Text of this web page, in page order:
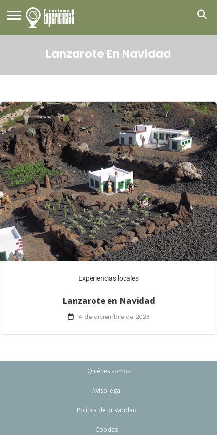
Lanzarote En Navidad
Experiencias locales
Lanzarote en Navidad
14 de diciembre de 2023
Quiénes somos
Aviso legal
Política de privacidad
Cookies